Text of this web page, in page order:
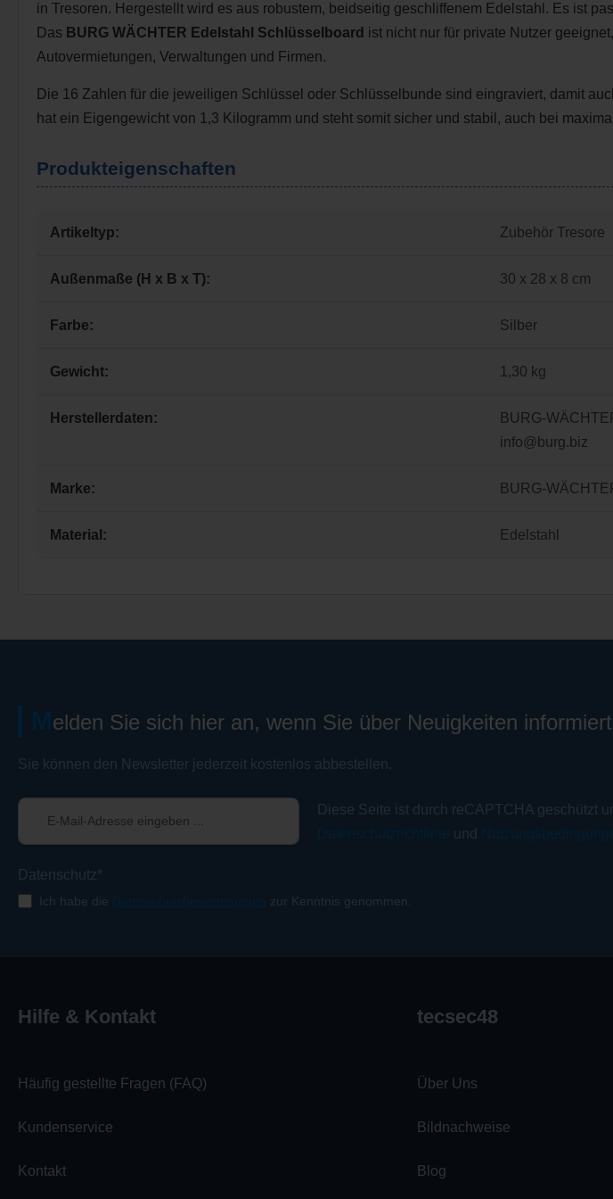
in Tresoren. Hergestellt wird es aus robustem, beidseitig geschliffenem Edelstahl. Es ist
Das BURG WÄCHTER Edelstahl Schlüsselboard ist nicht nur für private Nutzer
Autovermietungen, Verwaltungen und Firmen.
Die 16 Zahlen für die jeweiligen Schlüssel oder Schlüsselbunde sind eingraviert, damit
hat ein Eigengewicht von 1,3 Kilogramm und steht somit sicher und stabil, auch bei
Produkteigenschaften
Artikeltyp: Zubehör Tresore
Außenmaße (H x B x T): 30 x 28 x 8 cm
Farbe: Silber
Gewicht: 1,30 kg
Herstellerdaten:
BURG-
info@burg.biz
Marke: BURG-
Material: Edelstahl
Melden Sie sich hier an, wenn Sie über Neuigkeiten
Sie können den Newsletter jederzeit kostenlos abbestellen.
Diese Seite ist durch reCAPTCHA geschützt
Datenschutzrichtlinie und
Datenschutz*
Ich habe die Datenschutzbestimmungen zur Kenntnis genommen.
Hilfe & Kontakt
Häufig gestellte Fragen (FAQ)
Kundenservice
Kontakt
tecsec48
Über Uns
Bildnachweise
Blog